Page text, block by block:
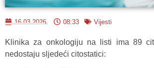
16.03.2026. 08:33 Vijesti
Klinika za onkologiju na listi ima 89
nedostaju sljedeći citostatici: